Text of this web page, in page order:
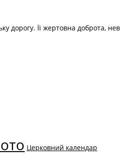
дорогу. Її жертовна доброта,
Церковний календар